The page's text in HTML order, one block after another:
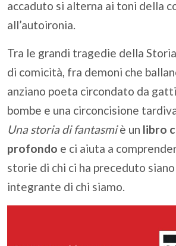
accaduto si alterna ai toni della
all’autoironia.
Tra le grandi tragedie della
di comicità, fra demoni che
anziano poeta circondato da
bombe e una circoncisione
Una storia di fantasmiè un libro
profondo e ci aiuta a
storie di chi ci ha preceduto
integrante di chi siamo.